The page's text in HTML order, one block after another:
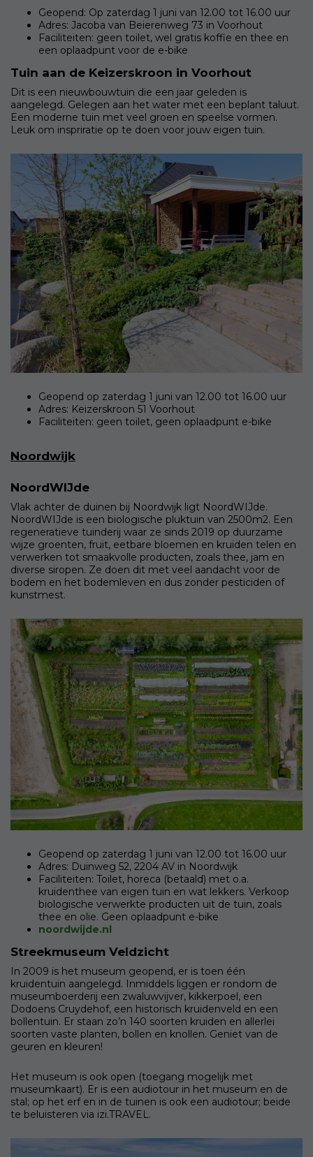
Geopend: Op zaterdag 1 juni van 12.00 tot 16.00 uur
Adres: Jacoba van Beierenweg 73 in Voorhout
Faciliteiten: geen toilet, wel gratis koffie en thee en
een oplaadpunt voor de e-bike
Tuin aan de Keizerskroon in Voorhout
Dit is een nieuwbouwtuin die een jaar geleden is
aangelegd. Gelegen aan het water met een beplant taluut.
Een moderne tuin met veel groen en speelse vormen.
Leuk om inspriratie op te doen voor jouw eigen tuin.
Geopend op zaterdag 1 juni van 12.00 tot 16.00 uur
Adres: Keizerskroon 51 Voorhout
Faciliteiten: geen toilet, geen oplaadpunt e-bike
Noordwijk
NoordWIJde
Vlak achter de duinen bij Noordwijk ligt NoordWIJde.
NoordWIJde is een biologische pluktuin van 2500m2. Een
regeneratieve tuinderij waar ze sinds 2019 op duurzame
wijze groenten, fruit, eetbare bloemen en kruiden telen en
verwerken tot smaakvolle producten, zoals thee, jam en
diverse siropen. Ze doen dit met veel aandacht voor de
bodem en het bodemleven en dus zonder pesticiden of
kunstmest.
Geopend op zaterdag 1 juni van 12.00 tot 16.00 uur
Adres: Duinweg 52, 2204 AV in Noordwijk
Faciliteiten: Toilet, horeca (betaald) met o.a.
kruidenthee van eigen tuin en wat lekkers. Verkoop
biologische verwerkte producten uit de tuin, zoals
thee en olie. Geen oplaadpunt e-bike
noordwijde.nl
Streekmuseum Veldzicht
In 2009 is het museum geopend, er is toen één
kruidentuin aangelegd. Inmiddels liggen er rondom de
museumboerderij een zwaluwvijver, kikkerpoel, een
Dodoens Cruydehof, een historisch kruidenveld en een
bollentuin. Er staan zo’n 140 soorten kruiden en allerlei
soorten vaste planten, bollen en knollen. Geniet van de
geuren en kleuren!
Het museum is ook open (toegang mogelijk met
museumkaart). Er is een audiotour in het museum en de
stal; op het erf en in de tuinen is ook een audiotour; beide
te beluisteren via izi.TRAVEL.